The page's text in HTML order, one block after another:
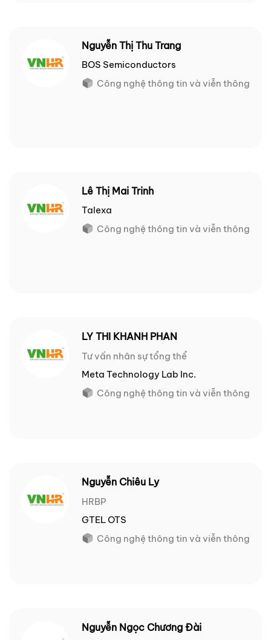
Nguyễn Thị Thu Trang
BOS Semiconductors
Công nghệ thông tin và viễn thông
Lê Thị Mai Trinh
Talexa
Công nghệ thông tin và viễn thông
LY THI KHANH PHAN
Tư vấn nhân sự tổng thể
Meta Technology Lab Inc.
Công nghệ thông tin và viễn thông
Nguyễn Chiêu Ly
HRBP
GTEL OTS
Công nghệ thông tin và viễn thông
Nguyễn Ngọc Chương Đài